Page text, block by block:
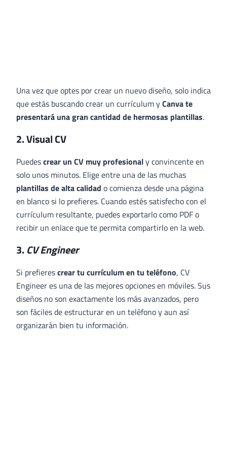
Una vez que optes por crear un nuevo diseño, solo indica
que estás buscando crear un currículum yCanva te
presentará una gran cantidad de hermosas plantillas.
2. Visual CV
Puedescrear un CV muy profesionaly convincente en
solo unos minutos. Elige entre una de las muchas
plantillas de alta calidad o comienza desde una página
en blanco si lo prefieres. Cuando estés satisfecho con el
currículum resultante, puedes exportarlo como PDF o
recibir un enlace que te permita compartirlo en la web.
3. CV Engineer
Si prefierescrear tu currículum en tu teléfono, CV
Engineer es una de las mejores opciones en móviles. Sus
diseños no son exactamente los más avanzados, pero
son fáciles de estructurar en un teléfono y aun así
organizarán bien tu información.